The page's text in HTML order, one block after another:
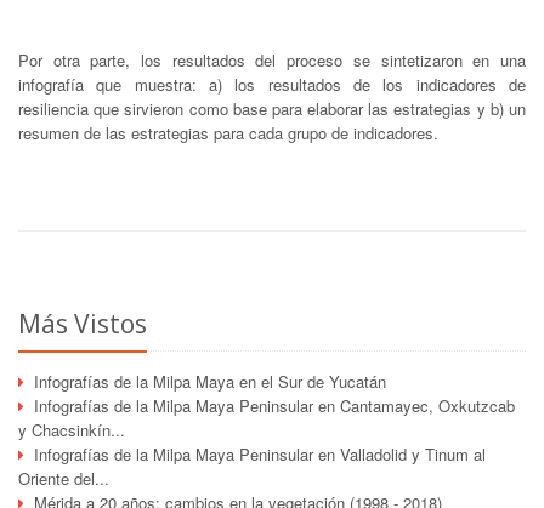
Por otra parte, los resultados del proceso se sintetizaron en una
infografía que muestra: a) los resultados de los indicadores de
resiliencia que sirvieron como base para elaborar las estrategias y b) un
resumen de las estrategias para cada grupo de indicadores.
Más Vistos
Infografías de la Milpa Maya en el Sur de Yucatán
Infografías de la Milpa Maya Peninsular en Cantamayec, Oxkutzcab
y Chacsinkín...
Infografías de la Milpa Maya Peninsular en Valladolid y Tinum al
Oriente del...
Mérida a 20 años: cambios en la vegetación (1998 - 2018)